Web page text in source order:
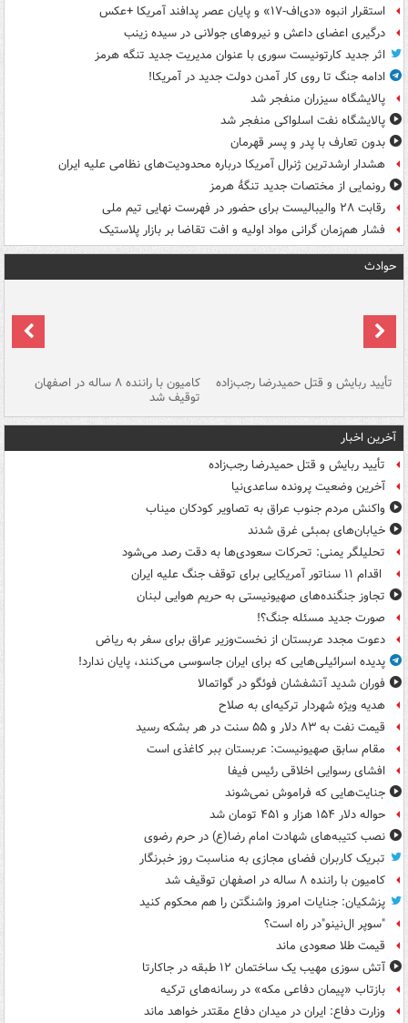
استقرار انبوه «دی‌اف‑۱۷» و پایان عصر پدافند آمریکا +عکس
درگیری اعضای داعش و نیروهای جولانی در سیده زینب
اثر جدید کارتونیست سوری با عنوان مدیریت جدید تنگه هرمز
ادامه جنگ تا روی کار آمدن دولت جدید در آمریکا!
پالایشگاه سیزران منفجر شد
پالایشگاه نفت اسلواکی منفجر شد
بدون تعارف با پدر و پسر قهرمان
هشدار ارشدترین ژنرال آمریکا درباره محدودیت‌های نظامی علیه ایران
رونمایی از مختصات جدید تنگۀ هرمز
رقابت ۲۸ والیبالیست برای حضور در فهرست نهایی تیم ملی
فشار هم‌زمان گرانی مواد اولیه و افت تقاضا بر بازار پلاستیک
حوادث
تأیید ربایش و قتل حمیدرضا رجب‌زاده کامیون با راننده ۸ ساله در اصفهان
توقیف شد
آخرین اخبار
تأیید ربایش و قتل حمیدرضا رجب‌زاده
آخرین وضعیت پرونده ساعدی‌نیا
واکنش مردم جنوب عراق به تصاویر کودکان میناب
خیابان‌های بمبئی غرق شدند
تحلیلگر یمنی: تحرکات سعودی‌ها به دقت رصد می‌شود
اقدام ۱۱ سناتور آمریکایی برای توقف جنگ علیه ایران
تجاوز جنگنده‌های صهیونیستی به حریم هوایی لبنان
صورت جدید مسئله جنگ؟!
دعوت مجدد عربستان از نخست‌وزیر عراق برای سفر به ریاض
پدیده اسرائیلی‌هایی که برای ایران جاسوسی می‌کنند، پایان ندارد!
فوران شدید آتشفشان فوئگو در گواتمالا
هدیه ویژه شهردار ترکیه‌ای به صلاح
قیمت نفت به ۸۳ دلار و ۵۵ سنت در هر بشکه رسید
مقام سابق صهیونیست: عربستان ببر کاغذی است
افشای رسوایی اخلاقی رئیس فیفا
جنایت‌هایی که فراموش نمی‌شوند
حواله دلار ۱۵۴ هزار و ۴۵۱ تومان شد
نصب کتیبه‌های شهادت امام رضا(ع) در حرم رضوی
تبریک کاربران فضای مجازی به مناسبت روز خبرنگار
کامیون با راننده ۸ ساله در اصفهان توقیف شد
پزشکیان: جنایات امروز واشنگتن را هم محکوم کنید
"سوپر ال‌نینو"در راه است؟
قیمت طلا صعودی ماند
آتش سوزی مهیب یک ساختمان ۱۲ طبقه در جاکارتا
بازتاب «پیمان دفاعی مکه» در رسانه‌های ترکیه
وزارت دفاع: ایران در میدان دفاع مقتدر خواهد ماند